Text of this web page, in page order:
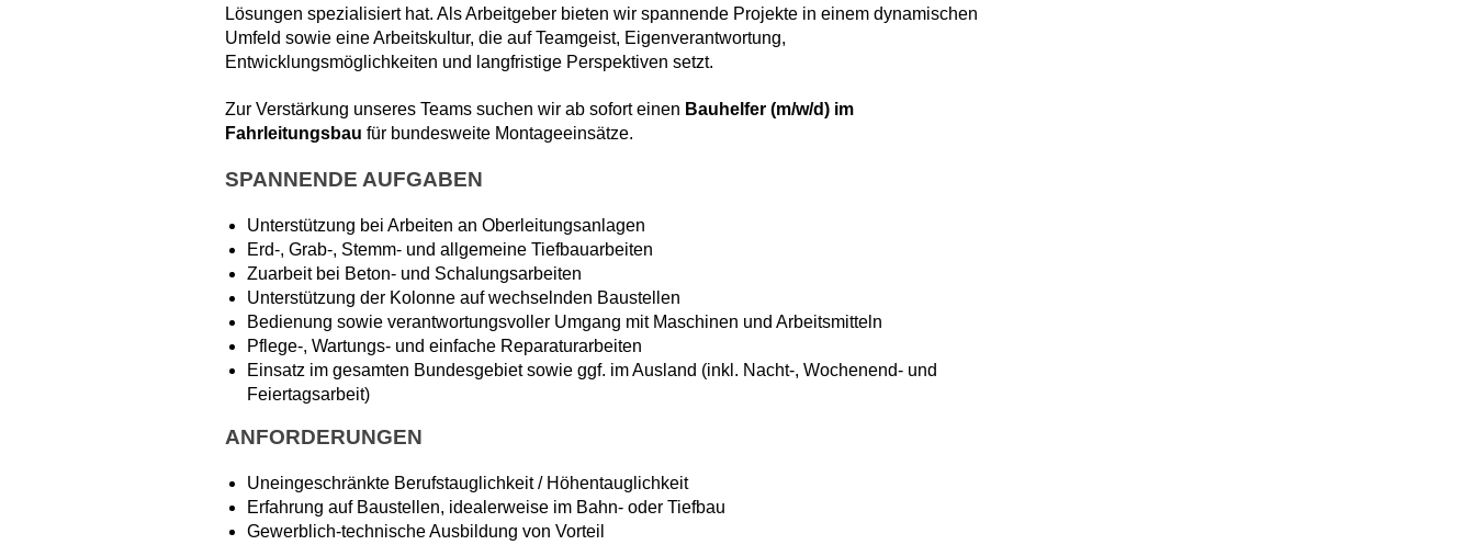
Lösungen spezialisiert hat. Als Arbeitgeber bieten wir spannende Projekte in einem dynamischen
Umfeld sowie eine Arbeitskultur, die auf Teamgeist, Eigenverantwortung,
Entwicklungsmöglichkeiten und langfristige Perspektiven setzt.
Zur Verstärkung unseres Teams suchen wir ab sofort einen Bauhelfer (m/w/d) im
Fahrleitungsbau für bundesweite Montageeinsätze.
SPANNENDE AUFGABEN
Unterstützung bei Arbeiten an Oberleitungsanlagen
Erd-, Grab-, Stemm- und allgemeine Tiefbauarbeiten
Zuarbeit bei Beton- und Schalungsarbeiten
Unterstützung der Kolonne auf wechselnden Baustellen
Bedienung sowie verantwortungsvoller Umgang mit Maschinen und Arbeitsmitteln
Pflege-, Wartungs- und einfache Reparaturarbeiten
Einsatz im gesamten Bundesgebiet sowie ggf. im Ausland (inkl. Nacht-, Wochenend- und
Feiertagsarbeit)
ANFORDERUNGEN
Uneingeschränkte Berufstauglichkeit / Höhentauglichkeit
Erfahrung auf Baustellen, idealerweise im Bahn- oder Tiefbau
Gewerblich-technische Ausbildung von Vorteil